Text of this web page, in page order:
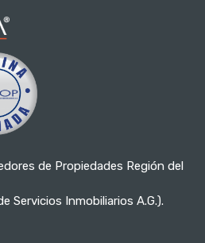
de Propiedades Región del
Servicios Inmobiliarios A.G.).